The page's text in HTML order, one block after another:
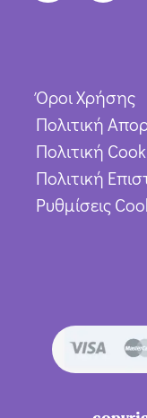
Όροι Χρήσης
Πολιτική
Πολιτική
Πολιτική
Ρυθμίσεις